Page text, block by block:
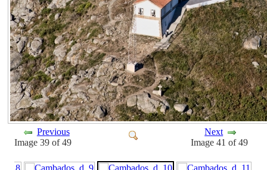
Previous
Image 39 of 49
Next
Image 41 of 49